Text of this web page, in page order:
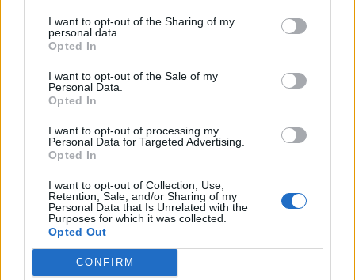
I want to opt-out of the Sharing of my
personal data.
Opted In
I want to opt-out of the Sale of my
Personal Data.
Opted In
I want to opt-out of processing my
Personal Data for Targeted Advertising.
Opted In
I want to opt-out of Collection, Use,
Retention, Sale, and/or Sharing of my
Personal Data that Is Unrelated with the
Purposes for which it was collected.
Opted Out
CONFIRM